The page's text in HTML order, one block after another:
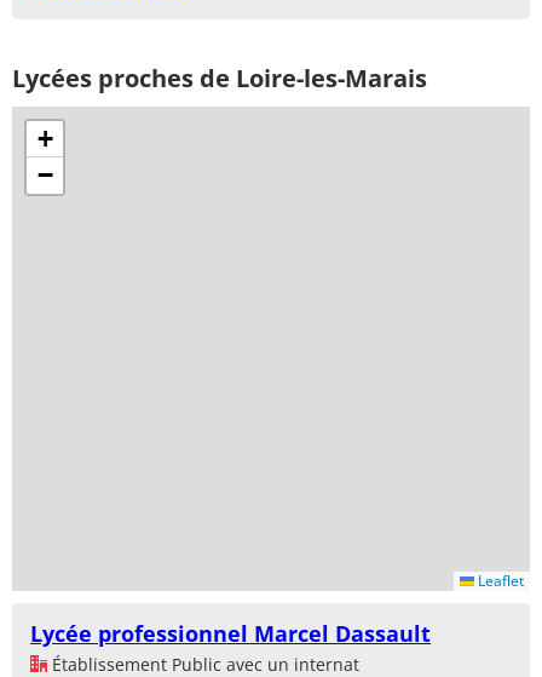
Lycées proches de Loire-les-Marais
+
−
Leaflet
Lycée professionnel Marcel Dassault
Établissement Public avec un internat